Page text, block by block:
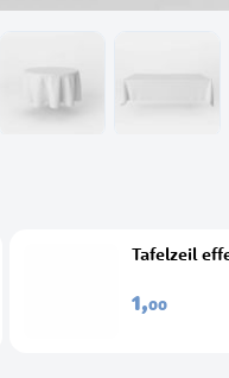
Tafelzeil
1,00